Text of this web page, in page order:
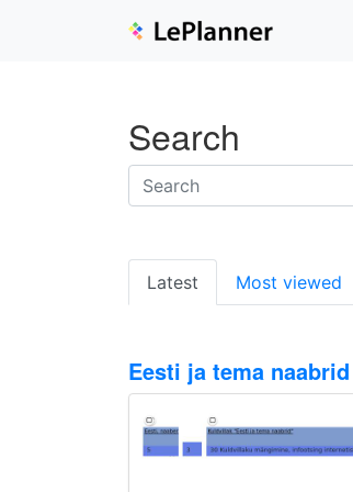
Search
Latest Most viewed
Eesti ja tema naabrid